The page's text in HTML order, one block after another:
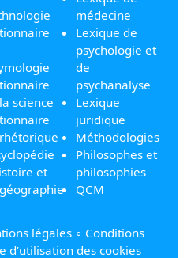
science
et
médecine
Lexique de
psychologie et
de
psychanalyse
Lexique
juridique
Méthodologies
Philosophes et
philosophies
QCM
légales ∘ Conditions
d’utilisation des cookies